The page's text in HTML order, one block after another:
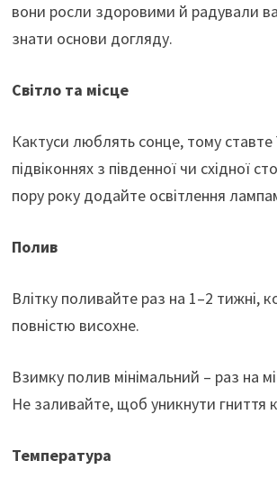
o
o
k
a
m
sA
p
вони росли здоровими й радували
знати основи догляду.
Світло та місце
Кактуси люблять сонце, тому ставте
підвіконнях з південної чи східної
пору року додайте освітлення
Полив
Влітку поливайте раз на 1–2 тижні,
повністю висохне.
Взимку полив мінімальний – раз на
Не заливайте, щоб уникнути гниття
Температура